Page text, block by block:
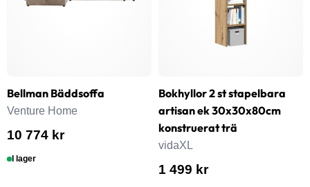
Bellman Bäddsoffa
Venture Home
10 774 kr
I lager
Bokhyllor 2 st stapelbara
artisan ek 30x30x80cm
konstruerat trä
vidaXL
1 499 kr